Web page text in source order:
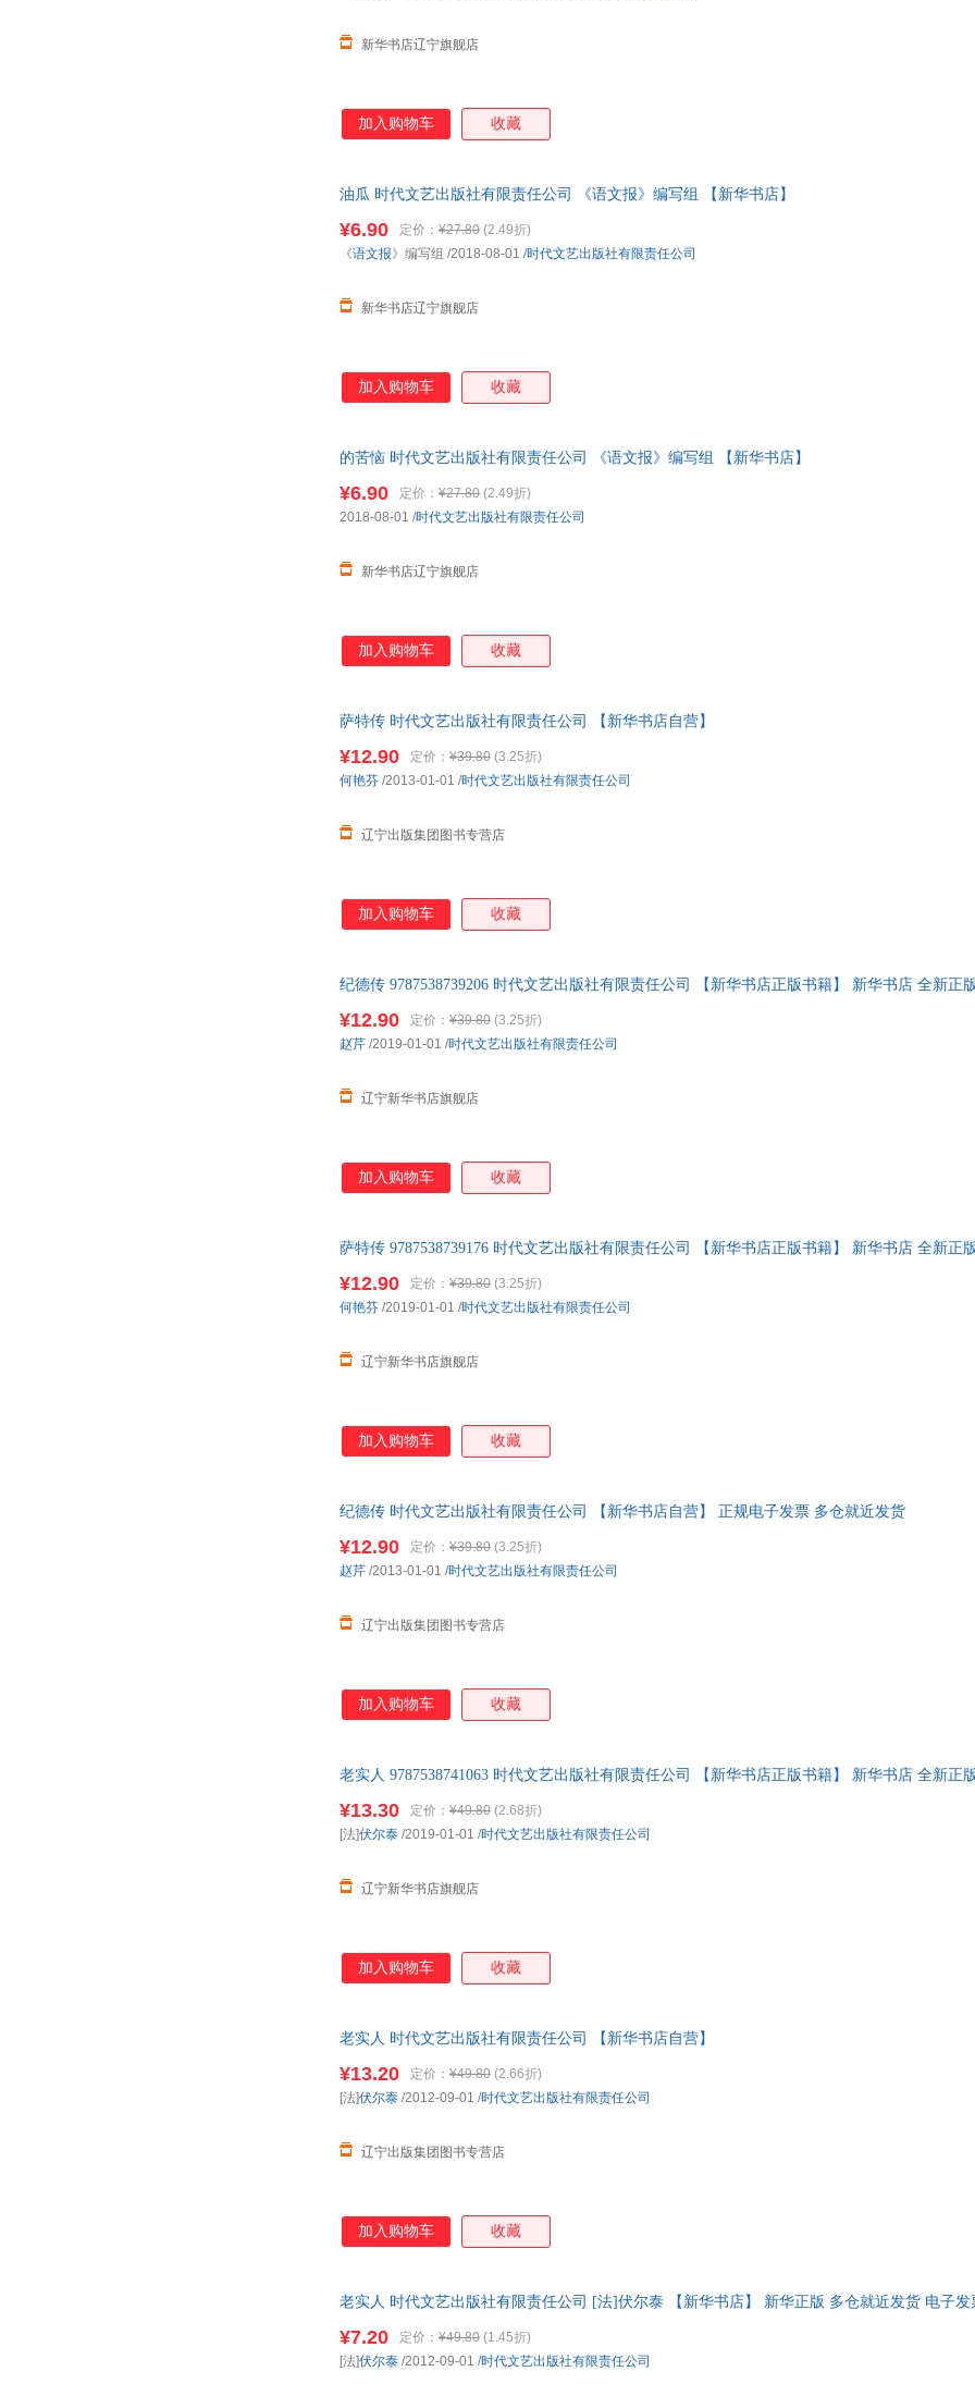
新华书店辽宁旗舰店
加入购物车 收藏
油瓜 时代文艺出版社有限责任公司 《语文报》编写组 【新华书店】
¥6.90 定价： ¥27.80 (2.49折)
新华书店辽宁旗舰店
《语文报》编写组 /2018-08-01 /时代文艺出版社有限责任公司
加入购物车 收藏
的苦恼 时代文艺出版社有限责任公司 《语文报》编写组 【新华书店】
¥6.90 定价： ¥27.80 (2.49折)
新华书店辽宁旗舰店
2018-08-01 /时代文艺出版社有限责任公司
加入购物车 收藏
萨特传 时代文艺出版社有限责任公司 【新华书店自营】
¥12.90 定价： ¥39.80 (3.25折)
辽宁出版集团图书专营店
何艳芬 /2013-01-01 /时代文艺出版社有限责任公司
加入购物车 收藏
纪德传 9787538739206 时代文艺出版社有限责任公司 【新华书店正版书籍】 新华书店 全新正
¥12.90 定价： ¥39.80 (3.25折)
辽宁新华书店旗舰店
赵芹 /2019-01-01 /时代文艺出版社有限责任公司
加入购物车 收藏
萨特传 9787538739176 时代文艺出版社有限责任公司 【新华书店正版书籍】 新华书店 全新正
¥12.90 定价： ¥39.80 (3.25折)
辽宁新华书店旗舰店
何艳芬 /2019-01-01 /时代文艺出版社有限责任公司
加入购物车 收藏
纪德传 时代文艺出版社有限责任公司 【新华书店自营】 正规电子发票 多仓就近发货
¥12.90 定价： ¥39.80 (3.25折)
辽宁出版集团图书专营店
赵芹 /2013-01-01 /时代文艺出版社有限责任公司
加入购物车 收藏
老实人 9787538741063 时代文艺出版社有限责任公司 【新华书店正版书籍】 新华书店 全新正
¥13.30 定价： ¥49.80 (2.68折)
辽宁新华书店旗舰店
[法]伏尔泰 /2019-01-01 /时代文艺出版社有限责任公司
加入购物车 收藏
老实人 时代文艺出版社有限责任公司 【新华书店自营】
¥13.20 定价： ¥49.80 (2.66折)
辽宁出版集团图书专营店
[法]伏尔泰 /2012-09-01 /时代文艺出版社有限责任公司
加入购物车 收藏
老实人 时代文艺出版社有限责任公司 [法]伏尔泰 【新华书店】 新华正版 多仓就近发货 电子发
¥7.20 定价： ¥49.80 (1.45折)
[法]伏尔泰 /2012-09-01 /时代文艺出版社有限责任公司